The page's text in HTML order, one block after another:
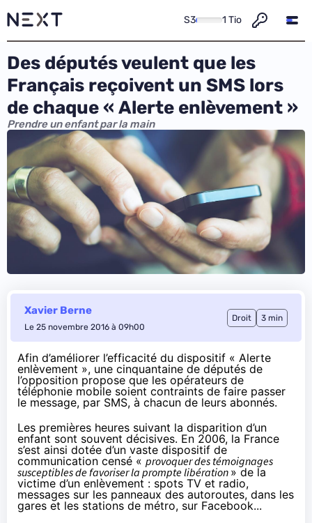
S3 1 Tio
Des députés veulent que les
Français reçoivent un SMS lors
de chaque « Alerte enlèvement »
Prendre un enfant par la main
Xavier Berne
Le 25 novembre 2016 à 09h00
Droit 3 min
Afin d’améliorer l’efficacité du dispositif « Alerte
enlèvement », une cinquantaine de députés de
l’opposition propose que les opérateurs de
téléphonie mobile soient contraints de faire passer
le message, par SMS, à chacun de leurs abonnés.
Les premières heures suivant la disparition d’un
enfant sont souvent décisives. En 2006, la France
s’est ainsi dotée d’un vaste dispositif de
communication censé « provoquer des témoignages
susceptibles de favoriser la prompte libération » de la
victime d’un enlèvement : spots TV et radio,
messages sur les panneaux des autoroutes, dans les
gares et les stations de métro, sur Facebook...